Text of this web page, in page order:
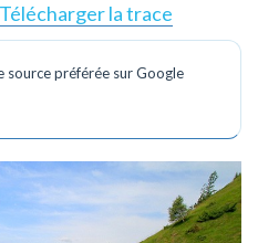
Télécharger la trace
source préférée sur Google